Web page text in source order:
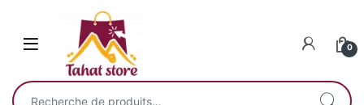
0
Recherche pour :